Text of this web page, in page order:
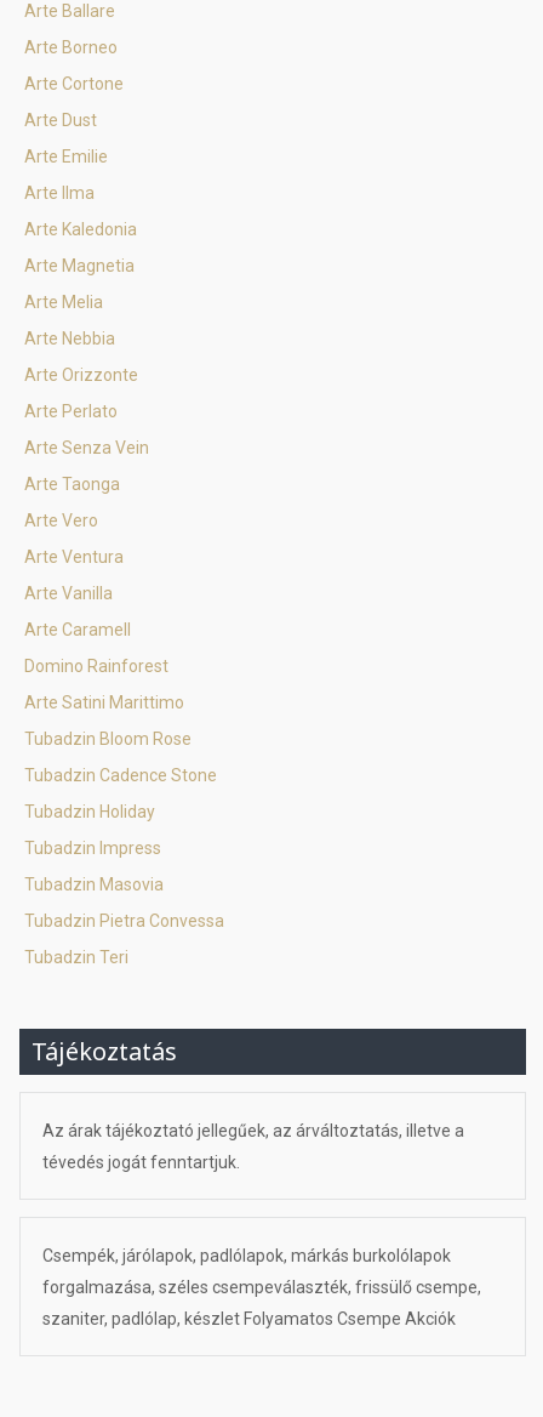
Arte Ballare
Arte Borneo
Arte Cortone
Arte Dust
Arte Emilie
Arte Ilma
Arte Kaledonia
Arte Magnetia
Arte Melia
Arte Nebbia
Arte Orizzonte
Arte Perlato
Arte Senza Vein
Arte Taonga
Arte Vero
Arte Ventura
Arte Vanilla
Arte Caramell
Domino Rainforest
Arte Satini Marittimo
Tubadzin Bloom Rose
Tubadzin Cadence Stone
Tubadzin Holiday
Tubadzin Impress
Tubadzin Masovia
Tubadzin Pietra Convessa
Tubadzin Teri
Tájékoztatás
Az árak tájékoztató jellegűek, az árváltoztatás, illetve a
tévedés jogát fenntartjuk.
Csempék, járólapok, padlólapok, márkás burkolólapok
forgalmazása, széles csempeválaszték, frissülő csempe,
szaniter, padlólap, készlet Folyamatos Csempe Akciók